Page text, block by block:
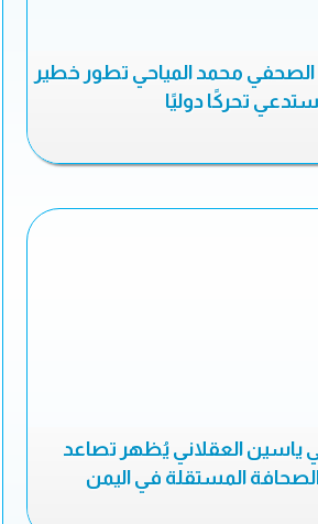
الصحفي محمد المياحي تطور خطير
تحركًا دوليًا
ياسين العقلاني يُظهر تصاعد
المستقلة في اليمن